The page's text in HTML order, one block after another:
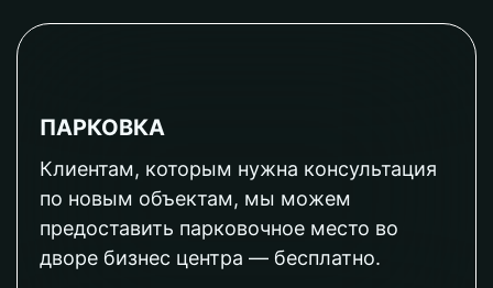
ПАРКОВКА
Клиентам, которым нужна консультация
по новым объектам, мы можем
предоставить парковочное место во
дворе бизнес центра — бесплатно.